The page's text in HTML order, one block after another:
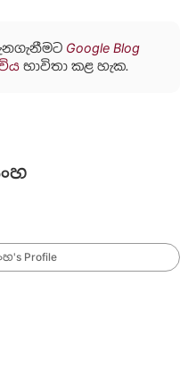
Google Blog
භාවිතා කළ හැක.
Profile